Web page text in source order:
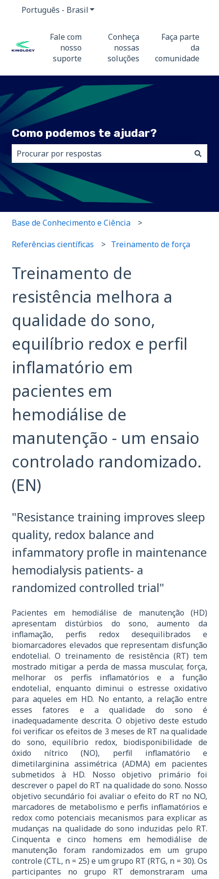
Português - BrasilMostrar submenu para traduções
Fale com
nosso
suporte
Conheça
nossas
soluções
Faça parte
da
comunidade
Como podemos te ajudar?
Não há sugestões porque o campo de pesquisa está
Base de Conhecimento e Ciência
Referências científicas Treinamento de força
Treinamento de
resistência melhora a
qualidade do sono,
equilíbrio redox e perfil
inflamatório em
pacientes em
hemodiálise de
manutenção - um ensaio
controlado randomizado.
(EN)
"Resistance training improves sleep
quality, redox balance and
infammatory profle in maintenance
hemodialysis patients- a
randomized controlled trial"
Pacientes em hemodiálise de manutenção (HD)
apresentam distúrbios do sono, aumento da
inflamação, perfis redox desequilibrados e
biomarcadores elevados que representam disfunção
endotelial. O treinamento de resistência (RT) tem
mostrado mitigar a perda de massa muscular, força,
melhorar os perfis inflamatórios e a função
endotelial, enquanto diminui o estresse oxidativo
para aqueles em HD. No entanto, a relação entre
esses fatores e a qualidade do sono é
inadequadamente descrita. O objetivo deste estudo
foi verificar os efeitos de 3 meses de RT na qualidade
do sono, equilíbrio redox, biodisponibilidade de
óxido nítrico (NO), perfil inflamatório e
dimetilarginina assimétrica (ADMA) em pacientes
submetidos à HD. Nosso objetivo primário foi
descrever o papel do RT na qualidade do sono. Nosso
objetivo secundário foi avaliar o efeito do RT no NO,
marcadores de metabolismo e perfis inflamatórios e
redox como potenciais mecanismos para explicar as
mudanças na qualidade do sono induzidas pelo RT.
Cinquenta e cinco homens em hemodiálise de
manutenção foram randomizados em um grupo
controle (CTL, n = 25) e um grupo RT (RTG, n = 30). Os
participantes no grupo RT demonstraram uma